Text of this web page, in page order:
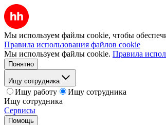
Мы используем файлы cookie, чтобы
Правила использования файлов cookie
Мы используем файлы cookie. Правила
Понятно
Ищу сотрудника
Ищу работу
Ищу сотрудника
Ищу сотрудника
Сервисы
Помощь